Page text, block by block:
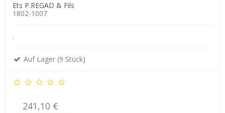
Ets P.REGAD & Fils
1802-1007
.
Auf Lager (9 Stück)
241,10 €